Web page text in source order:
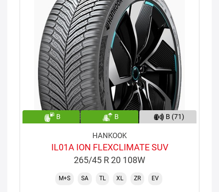
B B B (71)
HANKOOK
IL01A ION FLEXCLIMATE SUV
265/45 R 20 108W
M+S SA TL XL ZR EV